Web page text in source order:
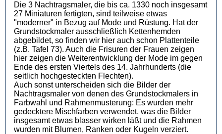
Die 3 Nachtragsmaler, die bis ca. 1330 noch insgesamt
27 Miniaturen fertigten, sind teilweise etwas
"moderner" in Bezug auf Mode und Rüstung. Hat der
Grundstockmaler ausschließlich Kettenhemden
abgebildet, so finden wir hier auch schon Plattenteile
(z.B. Tafel 73). Auch die Frisuren der Frauen zeigen
hier zeigen die Weiterentwicklung der Mode im gegen
Ende des ersten Viertels des 14. Jahrhunderts (die
seitlich hochgesteckten Flechten).
Auch sonst unterscheiden sich die Bilder der
Nachtragsmaler von denen des Grundstockmalers in
Farbwahl und Rahmenmusterung: Es wurden mehr
gedecktere Mischfarben verwendet, was die Bilder
insgesamt etwas blasser wirken läßt und die Rahmen
wurden mit Blumen, Ranken oder Kugeln verziert.